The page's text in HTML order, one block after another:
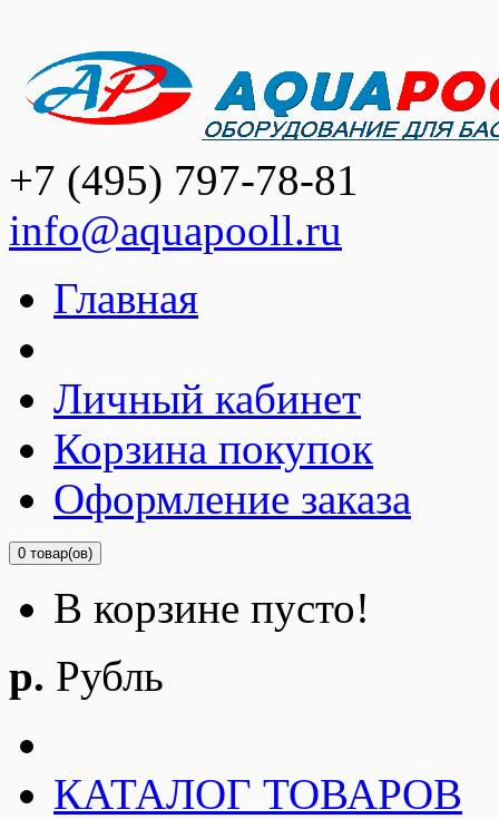
+7 (495) 797-78-81
info@aquapooll.ru
Главная
Личный кабинет
Корзина покупок
Оформление заказа
0 товар(ов)
В корзине пусто!
р. Рубль
КАТАЛОГ ТОВАРОВ